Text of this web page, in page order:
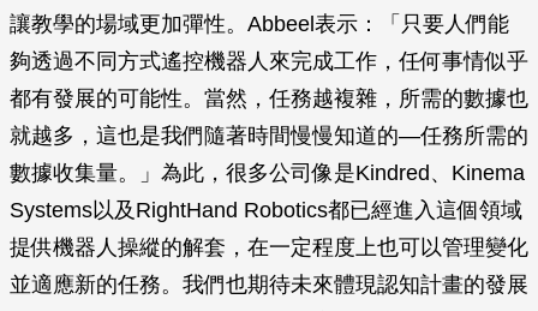
讓教學的場域更加彈性。Abbeel表示：「只要人們能
夠透過不同方式遙控機器人來完成工作，任何事情似乎
都有發展的可能性。當然，任務越複雜，所需的數據也
就越多，這也是我們隨著時間慢慢知道的—任務所需的
數據收集量。」為此，很多公司像是Kindred、Kinema
Systems以及RightHand Robotics都已經進入這個領域
提供機器人操縱的解套，在一定程度上也可以管理變化
並適應新的任務。我們也期待未來體現認知計畫的發展